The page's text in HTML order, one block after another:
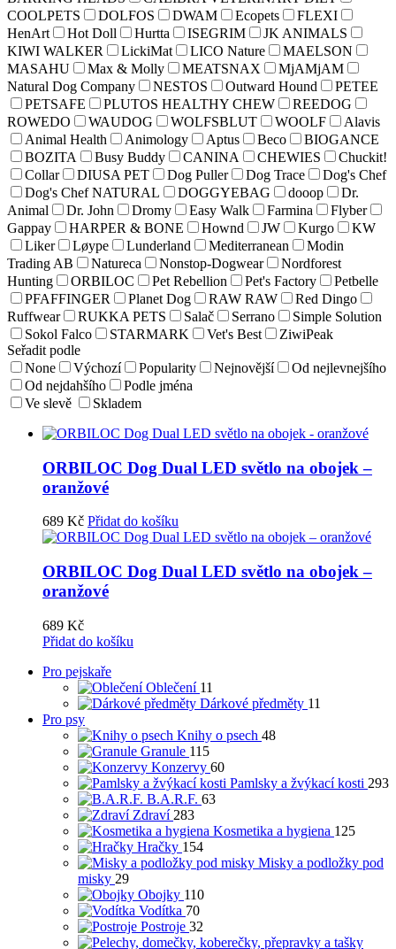
COOLPETS
DOLFOS DWAM Ecopets
FLEXI
HenArt
Hot Doll Hurtta ISEGRIM
JK ANIMALS
KIWI WALKER
LickiMat LICO Nature
MAELSON
MASAHU
Max & Molly MEATSNAX
MjAMjAM
Natural Dog Company
NESTOS Outward Hound
PETEE
PETSAFE
PLUTOS HEALTHY CHEW
REEDOG
ROWEDO
WAUDOG WOLFSBLUT WOOLF
Alavis
Animal Health
Animology Aptus Beco
BIOGANCE
BOZITA
Busy Buddy CANINA CHEWIES
Chuckit!
Collar
DIUSA PET Dog Puller Dog Trace
Dog's Chef
Dog's Chef NATURAL
DOGGYEBAG dooop
Dr.
Animal
Dr. John Dromy Easy Walk Farmina
Flyber
Gappay
HARPER & BONE Hownd JW Kurgo
KW
Liker
Løype Lunderland Mediterranean
Modin
Trading AB
Natureca Nonstop-Dogwear
Nordforest
Hunting
ORBILOC Pet Rebellion Pet's Factory
Petbelle
PFAFFINGER
Planet Dog RAW RAW
Red Dingo
Ruffwear
RUKKA PETS Salač Serrano
Simple Solution
Sokol Falco
STARMARK Vet's Best
ZiwiPeak
Seřadit podle
None
Výchozí Popularity Nejnovější
Od nejlevnejšího
Od nejdahšího
Podle jména
Ve slevě
Skladem
ORBILOC Dog Dual LED světlo na obojek –
oranžové
689 Kč Přidat do košíku
ORBILOC Dog Dual LED světlo na obojek –
oranžové
689 Kč
Přidat do košíku
Pro pejskaře
Oblečení 11
Dárkové předměty 11
Pro psy
Knihy o psech 48
Granule 115
Konzervy 60
Pamlsky a žvýkací kosti 293
B.A.R.F. 63
Zdraví 283
Kosmetika a hygiena 125
Hračky 154
Misky a podložky pod
misky 29
Obojky 110
Vodítka 70
Postroje 32